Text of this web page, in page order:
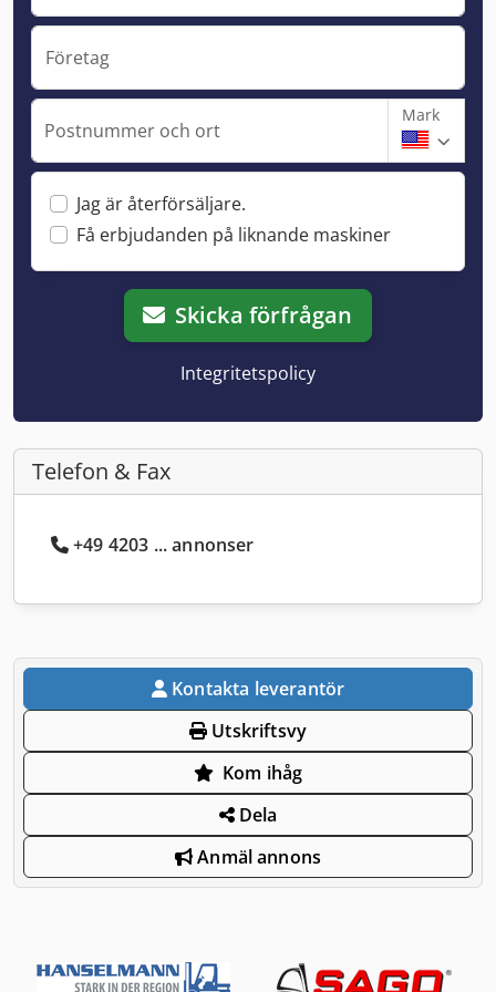
Företag
Postnummer och ort
Mark
Jag är återförsäljare.
Få erbjudanden på liknande maskiner
Skicka förfrågan
Integritetspolicy
Telefon & Fax
+49 4203 ... annonser
Kontakta leverantör
Utskriftsvy
Kom ihåg
Dela
Anmäl annons